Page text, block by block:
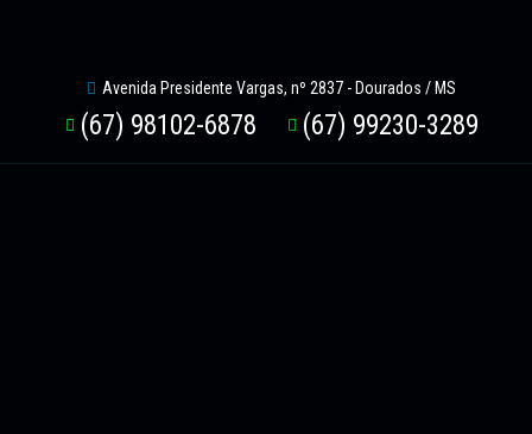
Avenida Presidente Vargas, nº 2837 - Dourados / MS
(67) 98102-6878 (67) 99230-3289